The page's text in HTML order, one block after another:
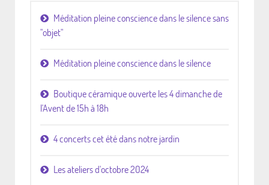
Méditation pleine conscience dans le silence sans
"objet"
Méditation pleine conscience dans le silence
Boutique céramique ouverte les 4 dimanche de
l'Avent de 15h à 18h
4 concerts cet été dans notre jardin
Les ateliers d'octobre 2024